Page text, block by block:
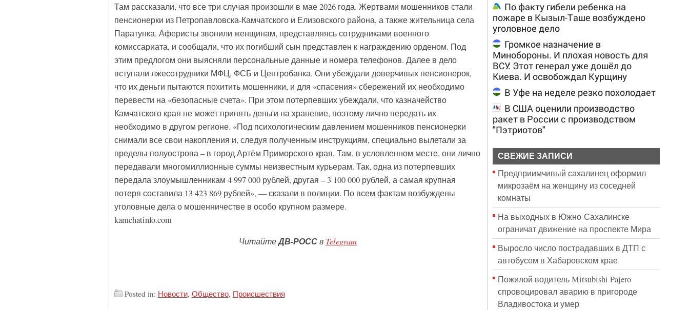
Там рассказали, что все три случая произошли в мае 2026 года. Жертвами мошенников стали
пенсионерки из Петропавловска-Камчатского и Елизовского района, а также жительница села
Паратунка. Аферисты звонили женщинам, представляясь сотрудниками военного
комиссариата, и сообщали, что их погибший сын представлен к награждению орденом. Под
этим предлогом они выясняли персональные данные и номера телефонов. Далее в дело
вступали лжесотрудники МФЦ, ФСБ и Центробанка. Они убеждали доверчивых пенсионерок,
что их деньги пытаются похитить мошенники, и для «спасения» сбережений их необходимо
перевести на «безопасные счета». При этом потерпевших убеждали, что казначейство
Камчатского края не может принять деньги на хранение, поэтому лично передать их
необходимо в другом регионе. «Под психологическим давлением мошенников пенсионерки
снимали все свои накопления и, следуя полученным инструкциям, специально вылетали за
пределы полуострова – в город Артём Приморского края. Там, в условленном месте, они лично
передавали многомиллионные суммы неизвестным курьерам. Так, одна из потерпевших
передала злоумышленникам 4 997 000 рублей, другая – 3 100 000 рублей, а самая крупная
потеря составила 13 423 869 рублей», — сказали в полиции. По всем фактам возбуждены
уголовные дела о мошенничестве в особо крупном размере.
kamchatinfo.com
ЧитайтеДВ-РОССв Telegram
Posted in: Новости, Общество, Происшествия
По факту гибели ребенка на
пожаре в Кызыл-Таше возбуждено
уголовное дело
Громкое назначение в
Минобороны. И плохая новость для
ВСУ: Этот генерал уже дошёл до
Киева. И освобождал Курщину
В Уфе на неделе резко похолодает
В США оценили производство
ракет в России с производством
"Пэтриотов"
СВЕЖИЕ ЗАПИСИ
Предприимчивый сахалинец оформил
микрозаём на женщину из соседней
комнаты
На выходных в Южно-Сахалинске
ограничат движение на проспекте Мира
Выросло число пострадавших в ДТП с
автобусом в Хабаровском крае
Пожилой водитель Mitsubishi Pajero
спровоцировал аварию в пригороде
Владивостока и умер